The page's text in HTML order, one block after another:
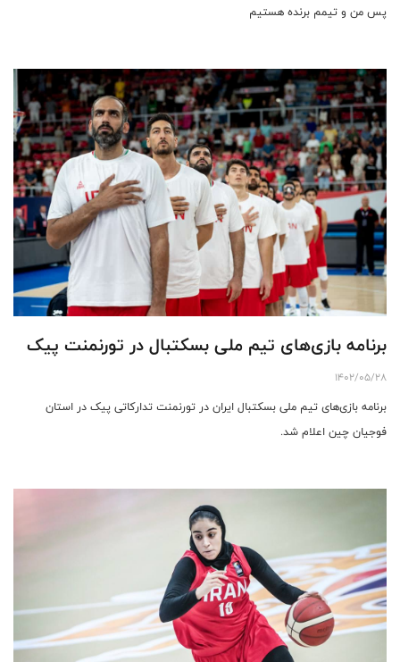
پس من و تیمم برنده هستیم
برنامه بازی‌های تیم ملی بسکتبال در تورنمنت پیک
1402/05/28
برنامه بازی‌های تیم ملی بسکتبال ایران در تورنمنت تدارکاتی پیک در استان
فوجیان چین اعلام شد.